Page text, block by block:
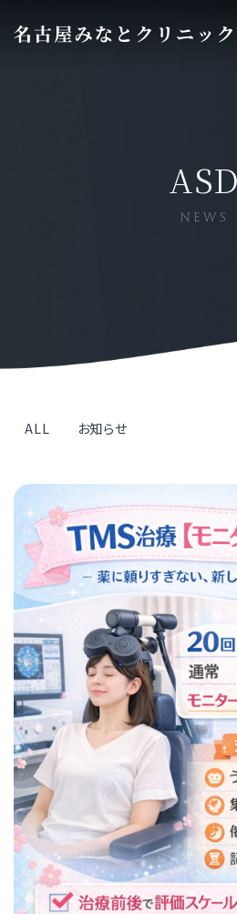
ASD
NEWS
ALL お知らせ